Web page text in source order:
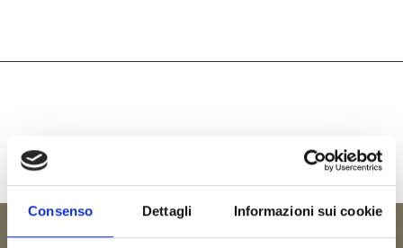
Consenso Dettagli Informazioni sui cookie